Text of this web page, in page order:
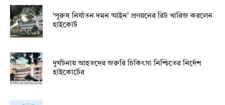
‘পুরুষ নির্যাতন দমন আইন’ প্রণয়নের রিট খারিজ করলেন
হাইকোর্ট
দুর্ঘটনায় আহতদের জরুরি চিকিৎসা নিশ্চিতের নির্দেশ
হাইকোর্টের